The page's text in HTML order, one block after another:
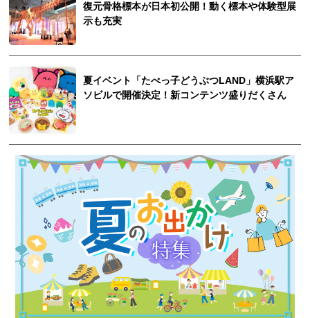
復元骨格標本が日本初公開！動く標本や体験型展
示も充実
夏イベント「たべっ子どうぶつLAND」横浜駅ア
ソビルで開催決定！新コンテンツ盛りだくさん